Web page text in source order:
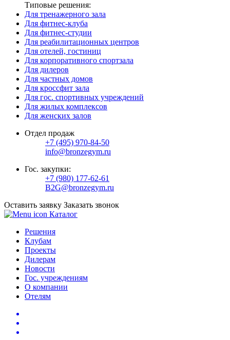
Типовые решения:
Для тренажерного зала
Для фитнес-клуба
Для фитнес-студии
Для реабилитационных центров
Для отелей, гостиниц
Для корпоративного спортзала
Для дилеров
Для частных домов
Для кроссфит зала
Для гос. спортивных учреждений
Для жилых комплексов
Для женских залов
Отдел продаж
+7 (495) 970-84-50
info@bronzegym.ru
Гос. закупки:
+7 (980) 177-62-61
B2G@bronzegym.ru
Оставить заявку Заказать звонок
Каталог
Решения
Клубам
Проекты
Дилерам
Новости
Гос. учреждениям
О компании
Отелям